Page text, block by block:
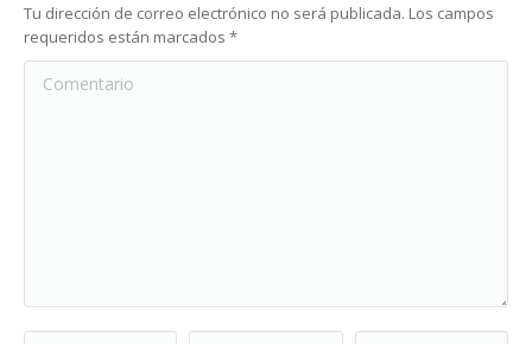
Tu dirección de correo electrónico no será publicada. Los campos
requeridos están marcados *
Comentario